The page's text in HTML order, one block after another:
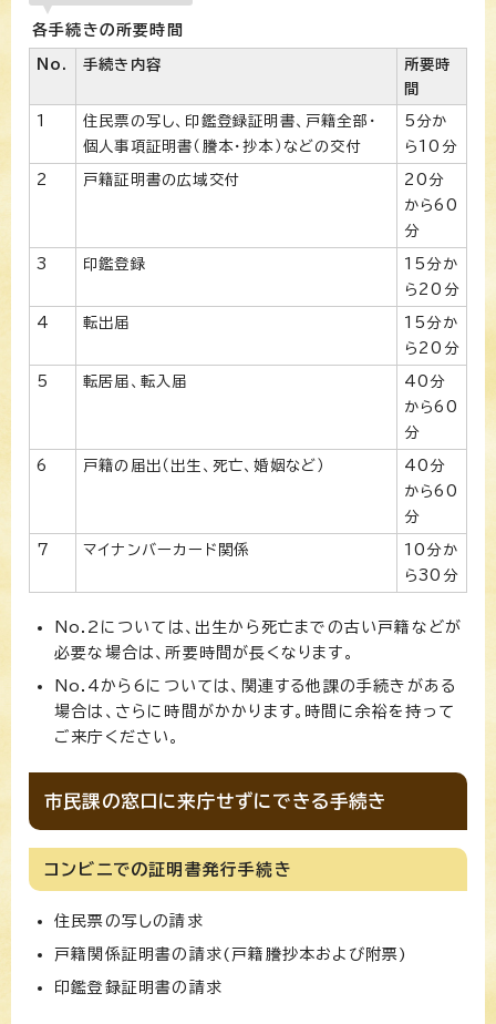
各手続きの所要時間
No. 手続き内容
所要時
間
1
住民票の写し、印鑑登録証明書、戸籍全部・
個人事項証明書（謄本・抄本）などの交付
5分か
ら10分
2 戸籍証明書の広域交付
20分
から60
分
3 印鑑登録
15分か
ら20分
4 転出届
15分か
ら20分
5 転居届、転入届
40分
から60
分
6 戸籍の届出（出生、死亡、婚姻など）
40分
から60
分
7 マイナンバーカード関係
10分か
ら30分
No.2については、出生から死亡までの古い戸籍などが
必要な場合は、所要時間が長くなります。
No.4から6については、関連する他課の手続きがある
場合は、さらに時間がかかります。時間に余裕を持って
ご来庁ください。
市民課の窓口に来庁せずにできる手続き
コンビニでの証明書発行手続き
住民票の写しの請求
戸籍関係証明書の請求(戸籍謄抄本および附票)
印鑑登録証明書の請求